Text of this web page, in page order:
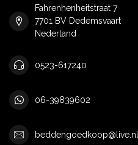
Fahrenhenheitstraat 7
7701 BV Dedemsvaart
Nederland
0523-617240
06-39839602
beddengoedkoop@live.nl